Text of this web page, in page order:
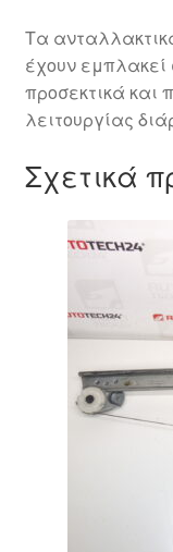
Τα
έχουν
προσεκτικά και
λειτουργίας
Σχετικά